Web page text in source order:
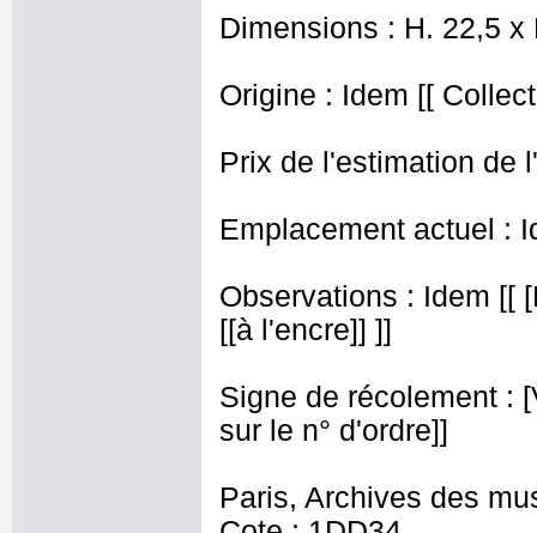
Dimensions : H. 22,5 x
Origine : Idem [[
Prix de l'estimation de
Emplacement actuel :
Observations : Idem [[
[[à l'encre]] ]]
Signe de récolement :
sur le n° d'ordre]]
Paris, Archives des